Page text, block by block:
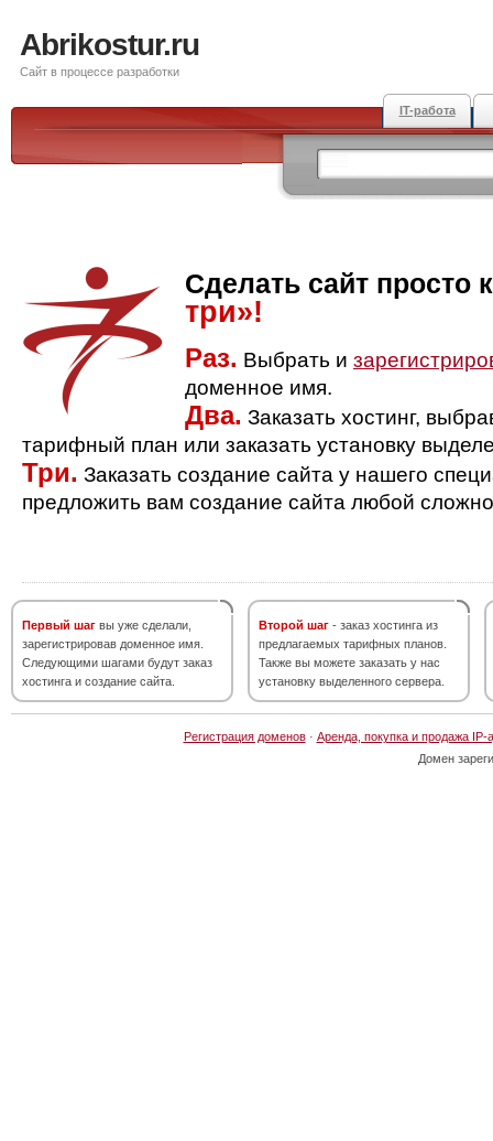
Abrikostur.ru
Сайт в процессе разработки
IT-работа
Сделать сайт просто
три»!
Раз. Выбрать и
доменное имя.
Два. Заказать хостинг,
тарифный план или заказать установку
Три. Заказать создание сайта у нашего
предложить вам создание сайта любой
Первый шаг вы уже сделали,
зарегистрировав доменное имя.
Следующими шагами будут заказ
хостинга и создание сайта.
Второй шаг - заказ хостинга из
предлагаемых тарифных планов.
Также вы можете заказать у нас
установку выделенного сервера.
Регистрация доменов· Аренда, покупка и продажа IP-
Домен